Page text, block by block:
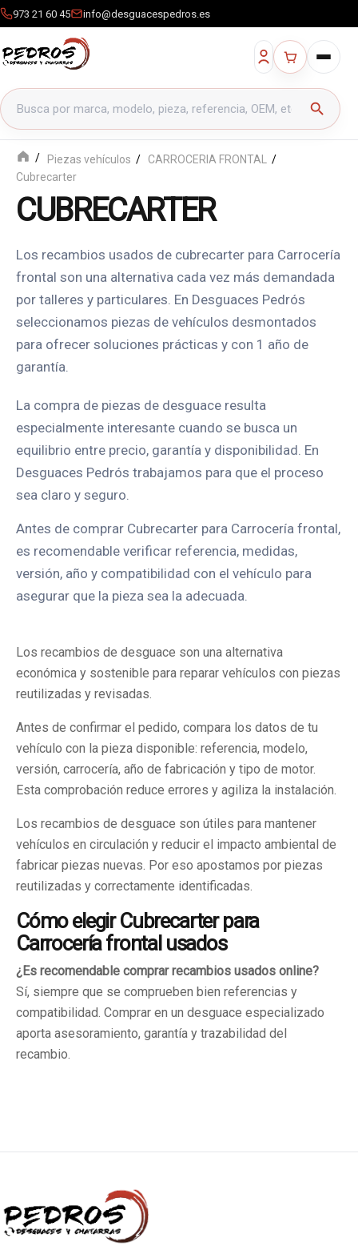
973 21 60 45 info@desguacespedros.es
Buscar productos
search
Piezas vehículos
CARROCERIA FRONTAL
Cubrecarter
CUBRECARTER
Los recambios usados de cubrecarter para Carrocería
frontal son una alternativa cada vez más demandada
por talleres y particulares. En Desguaces Pedrós
seleccionamos piezas de vehículos desmontados
para ofrecer soluciones prácticas y con 1 año de
garantía.
La compra de piezas de desguace resulta
especialmente interesante cuando se busca un
equilibrio entre precio, garantía y disponibilidad. En
Desguaces Pedrós trabajamos para que el proceso
sea claro y seguro.
Antes de comprar Cubrecarter para Carrocería frontal,
es recomendable verificar referencia, medidas,
versión, año y compatibilidad con el vehículo para
asegurar que la pieza sea la adecuada.
Los recambios de desguace son una alternativa
económica y sostenible para reparar vehículos con piezas
reutilizadas y revisadas.
Antes de confirmar el pedido, compara los datos de tu
vehículo con la pieza disponible: referencia, modelo,
versión, carrocería, año de fabricación y tipo de motor.
Esta comprobación reduce errores y agiliza la instalación.
Los recambios de desguace son útiles para mantener
vehículos en circulación y reducir el impacto ambiental de
fabricar piezas nuevas. Por eso apostamos por piezas
reutilizadas y correctamente identificadas.
Cómo elegir Cubrecarter para
Carrocería frontal usados
¿Es recomendable comprar recambios usados online?
Sí, siempre que se comprueben bien referencias y
compatibilidad. Comprar en un desguace especializado
aporta asesoramiento, garantía y trazabilidad del
recambio.